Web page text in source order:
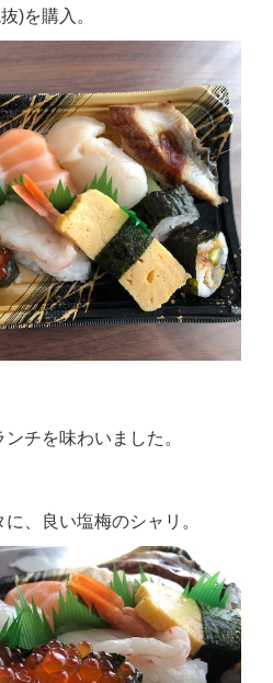
)を購入。
チを味わいました。
、良い塩梅のシャリ。